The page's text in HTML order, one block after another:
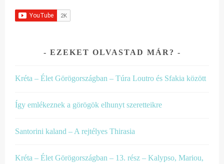
EZEKET OLVASTAD MÁR?
Kréta – Élet Görögországban – Túra Loutro és Sfakia között
Így emlékeznek a görögök elhunyt szeretteikre
Santorini kaland – A rejtélyes Thirasia
Kréta – Élet Görögországban – 13. rész – Kalypso, Mariou,